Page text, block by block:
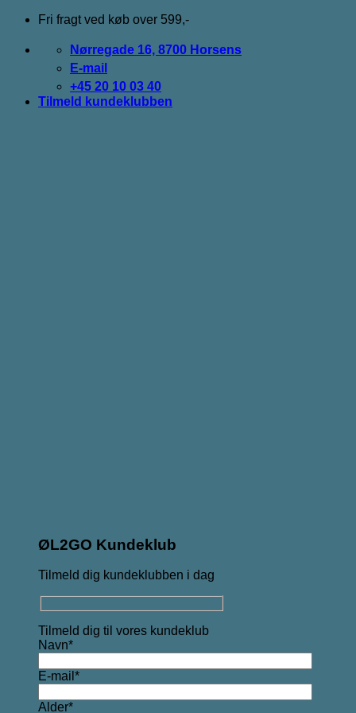
Fortsæt
indhold
Fri fragt ved køb over 599,-
Nørregade 16, 8700 Horsens
E-mail
+45 20 10 03 40
Tilmeld kundeklubben
ØL2GO Kundeklub
Tilmeld dig kundeklubben i dag
Tilmeld dig til vores kundeklub
Navn*
E-mail*
Alder*